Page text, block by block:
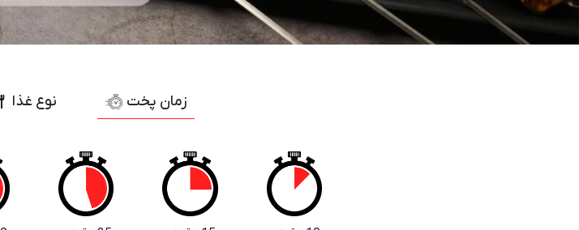
زمان پخت نوع غذا